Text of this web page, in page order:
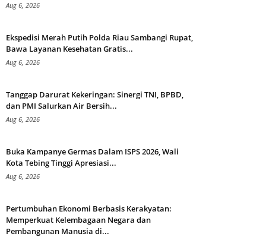
Aug 6, 2026
Ekspedisi Merah Putih Polda Riau Sambangi Rupat,
Bawa Layanan Kesehatan Gratis...
Aug 6, 2026
Tanggap Darurat Kekeringan: Sinergi TNI, BPBD,
dan PMI Salurkan Air Bersih...
Aug 6, 2026
Buka Kampanye Germas Dalam ISPS 2026, Wali
Kota Tebing Tinggi Apresiasi...
Aug 6, 2026
Pertumbuhan Ekonomi Berbasis Kerakyatan:
Memperkuat Kelembagaan Negara dan
Pembangunan Manusia di...